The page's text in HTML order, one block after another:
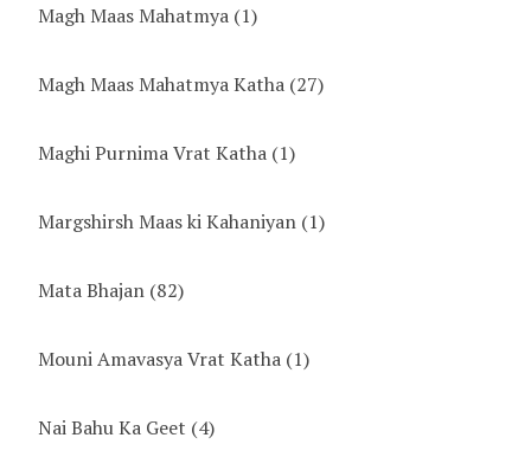
Magh Maas Mahatmya (1)
Magh Maas Mahatmya Katha (27)
Maghi Purnima Vrat Katha (1)
Margshirsh Maas ki Kahaniyan (1)
Mata Bhajan (82)
Mouni Amavasya Vrat Katha (1)
Nai Bahu Ka Geet (4)